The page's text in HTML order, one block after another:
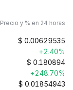
Precio y % en 24 horas
$ 0.00629535
+2.40%
$ 0.180894
+248.70%
$ 0.01854943